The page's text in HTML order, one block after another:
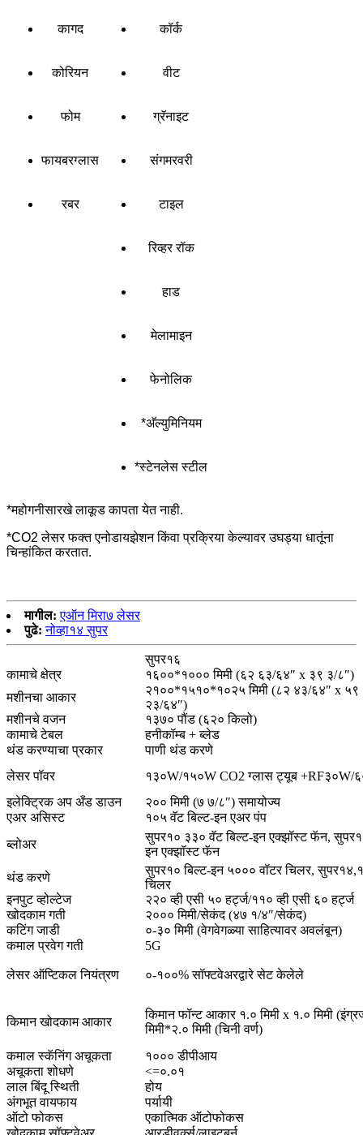
कागद कॉर्क
कोरियन वीट
फोम ग्रॅनाइट
फायबरग्लास संगमरवरी
रबर टाइल
रिव्हर रॉक
हाड
मेलामाइन
फेनोलिक
*अ‍ॅल्युमिनियम
*स्टेनलेस स्टील
*महोगनीसारखे लाकूड कापता येत नाही.
*CO2 लेसर फक्त एनोडायझेशन किंवा प्रक्रिया केल्यावर उघड्या धातूंना
चिन्हांकित करतात.
मागील: एऑन मिरा७ लेसर
पुढे: नोव्हा१४ सुपर
सुपर१६
कामाचे क्षेत्र
१६००*१००० मिमी (६२ ६३/६४″ x ३९ ३/८″)
मशीनचा आकार
२१००*१५१०*१०२५ मिमी (८२ ४३/६४″ x
२३/६४″)
मशीनचे वजन
१३७० पौंड (६२० किलो)
कामाचे टेबल
हनीकॉम्ब + ब्लेड
थंड करण्याचा प्रकार
पाणी थंड करणे
लेसर पॉवर
१३०W/१५०W CO2 ग्लास ट्यूब +RF३०W/
इलेक्ट्रिक अप अँड डाउन
२०० मिमी (७ ७/८″) समायोज्य
एअर असिस्ट
१०५ वॅट बिल्ट-इन एअर पंप
ब्लोअर
सुपर१० ३३० वॅट बिल्ट-इन एक्झॉस्ट फॅन,
इन एक्झॉस्ट फॅन
थंड करणे
सुपर१० बिल्ट-इन ५००० वॉटर चिलर,
चिलर
इनपुट व्होल्टेज
२२० व्ही एसी ५० हर्ट्ज/११० व्ही एसी ६० हर्ट्ज
खोदकाम गती
२००० मिमी/सेकंद (४७ १/४″/सेकंद)
कटिंग जाडी
०-३० मिमी (वेगवेगळ्या साहित्यावर अवलंबून)
कमाल प्रवेग गती
5G
लेसर ऑप्टिकल नियंत्रण ०-१००% सॉफ्टवेअरद्वारे सेट केलेले
किमान खोदकाम आकार
किमान फॉन्ट आकार १.० मिमी x १.० मिमी
मिमी*२.० मिमी (चिनी वर्ण)
कमाल स्कॅनिंग अचूकता
१००० डीपीआय
अचूकता शोधणे
<=०.०१
लाल बिंदू स्थिती
होय
अंगभूत वायफाय
पर्यायी
ऑटो फोकस
एकात्मिक ऑटोफोकस